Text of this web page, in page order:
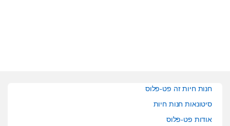
חנות חיות זה פט-פלוס
סיטונאות חנות חיות
אודות פט-פלוס